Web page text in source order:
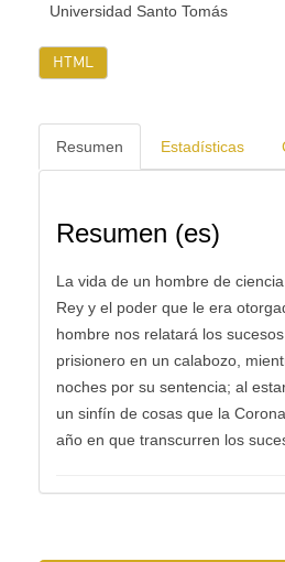
Universidad Santo Tomás
HTML
Resumen Estadísticas
Resumen (es)
La vida de un hombre de
Rey y el poder que le era
hombre nos relatará los
prisionero en un calabozo,
noches por su sentencia; al
un sinfín de cosas que la
año en que transcurren los